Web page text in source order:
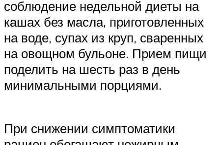
соблюдение недельной диеты на
кашах без масла, приготовленных
на воде, супах из круп, сваренных
на овощном бульоне. Прием пищи
поделить на шесть раз в день
минимальными порциями.
При снижении симптоматики